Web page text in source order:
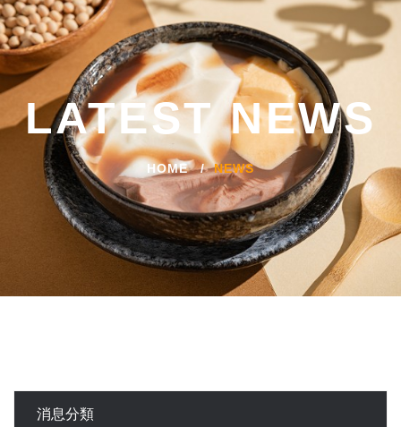
LATEST NEWS
HOME NEWS
消息分類